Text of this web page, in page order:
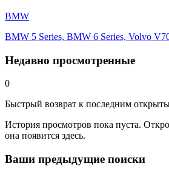
BMW
BMW 5 Series, BMW 6 Series, Volvo
Недавно просмотренные
0
Быстрый возврат к последним
История просмотров пока пуста.
она появится здесь.
Ваши предыдущие поиски